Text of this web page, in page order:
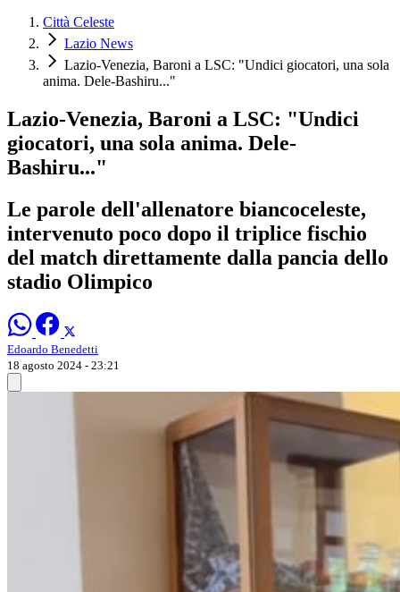
Città Celeste
Lazio News
Lazio-Venezia, Baroni a LSC: "Undici giocatori, una sola
anima. Dele-Bashiru..."
Lazio-Venezia, Baroni a LSC: "Undici
giocatori, una sola anima. Dele-
Bashiru..."
Le parole dell'allenatore biancoceleste,
intervenuto poco dopo il triplice fischio
del match direttamente dalla pancia dello
stadio Olimpico
Edoardo Benedetti
18 agosto 2024 - 23:21